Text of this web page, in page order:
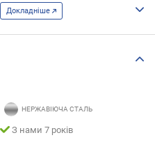
Докладніше
З нами 7 років